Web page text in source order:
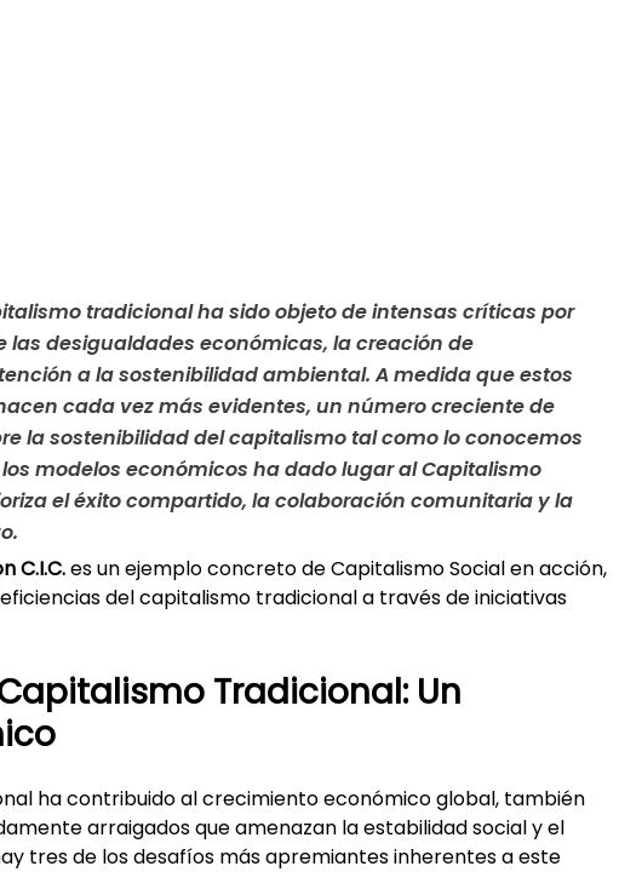
tradicional ha sido objeto de intensas críticas por
las desigualdades económicas, la creación de
a la sostenibilidad ambiental. A medida que estos
cada vez más evidentes, un número creciente de
la sostenibilidad del capitalismo tal como lo conocemos
modelos económicos ha dado lugar al Capitalismo
el éxito compartido, la colaboración comunitaria y la
.
C.I.C. es un ejemplo concreto de Capitalismo Social en acción,
del capitalismo tradicional a través de iniciativas
Tradicional: Un
ha contribuido al crecimiento económico global, también
arraigados que amenazan la estabilidad social y el
tres de los desafíos más apremiantes inherentes a este